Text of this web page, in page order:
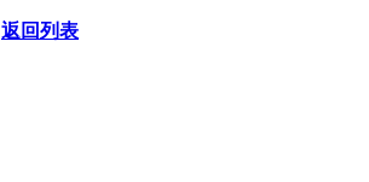
返回列表